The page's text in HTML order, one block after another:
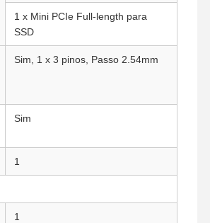
Produtos
Quem
Fábrica
1 x Mini PCIe Full-length para
SSD
Sim, 1 x 3 pinos, Passo 2.54mm
Sim
1
1